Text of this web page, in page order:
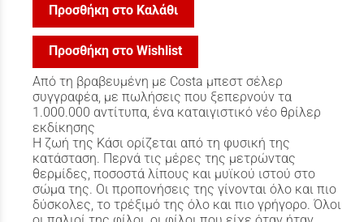
Προσθήκη στο Καλάθι
Προσθήκη στο Wishlist
Από τη βραβευμένη με Costa μπεστ σέλερ
συγγραφέα, με πωλήσεις που ξεπερνούν τα
1.000.000 αντίτυπα, ένα καταιγιστικό νέο θρίλερ
εκδίκησης
Η ζωή της Κάσι ορίζεται από τη φυσική της
κατάσταση. Περνά τις μέρες της μετρώντας
θερμίδες, ποσοστά λίπους και μυϊκού ιστού στο
σώμα της. Οι προπονήσεις της γίνονται όλο και πιο
δύσκολες, το τρέξιμό της όλο και πιο γρήγορο. Όλοι